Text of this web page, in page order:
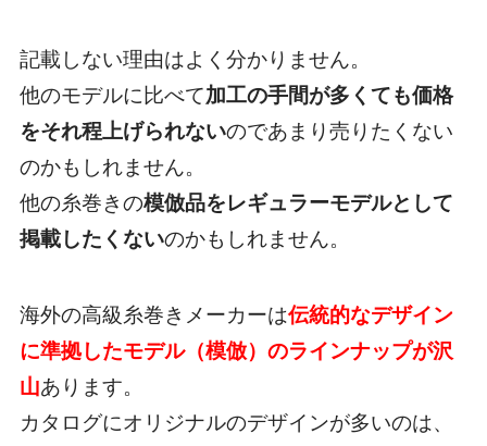
記載しない理由はよく分かりません。
他のモデルに比べて加工の手間が多くても価格
をそれ程上げられないのであまり売りたくない
のかもしれません。
他の糸巻きの模倣品をレギュラーモデルとして
掲載したくないのかもしれません。
海外の高級糸巻きメーカーは伝統的なデザイン
に準拠したモデル（模倣）のラインナップが沢
山あります。
カタログにオリジナルのデザインが多いのは、